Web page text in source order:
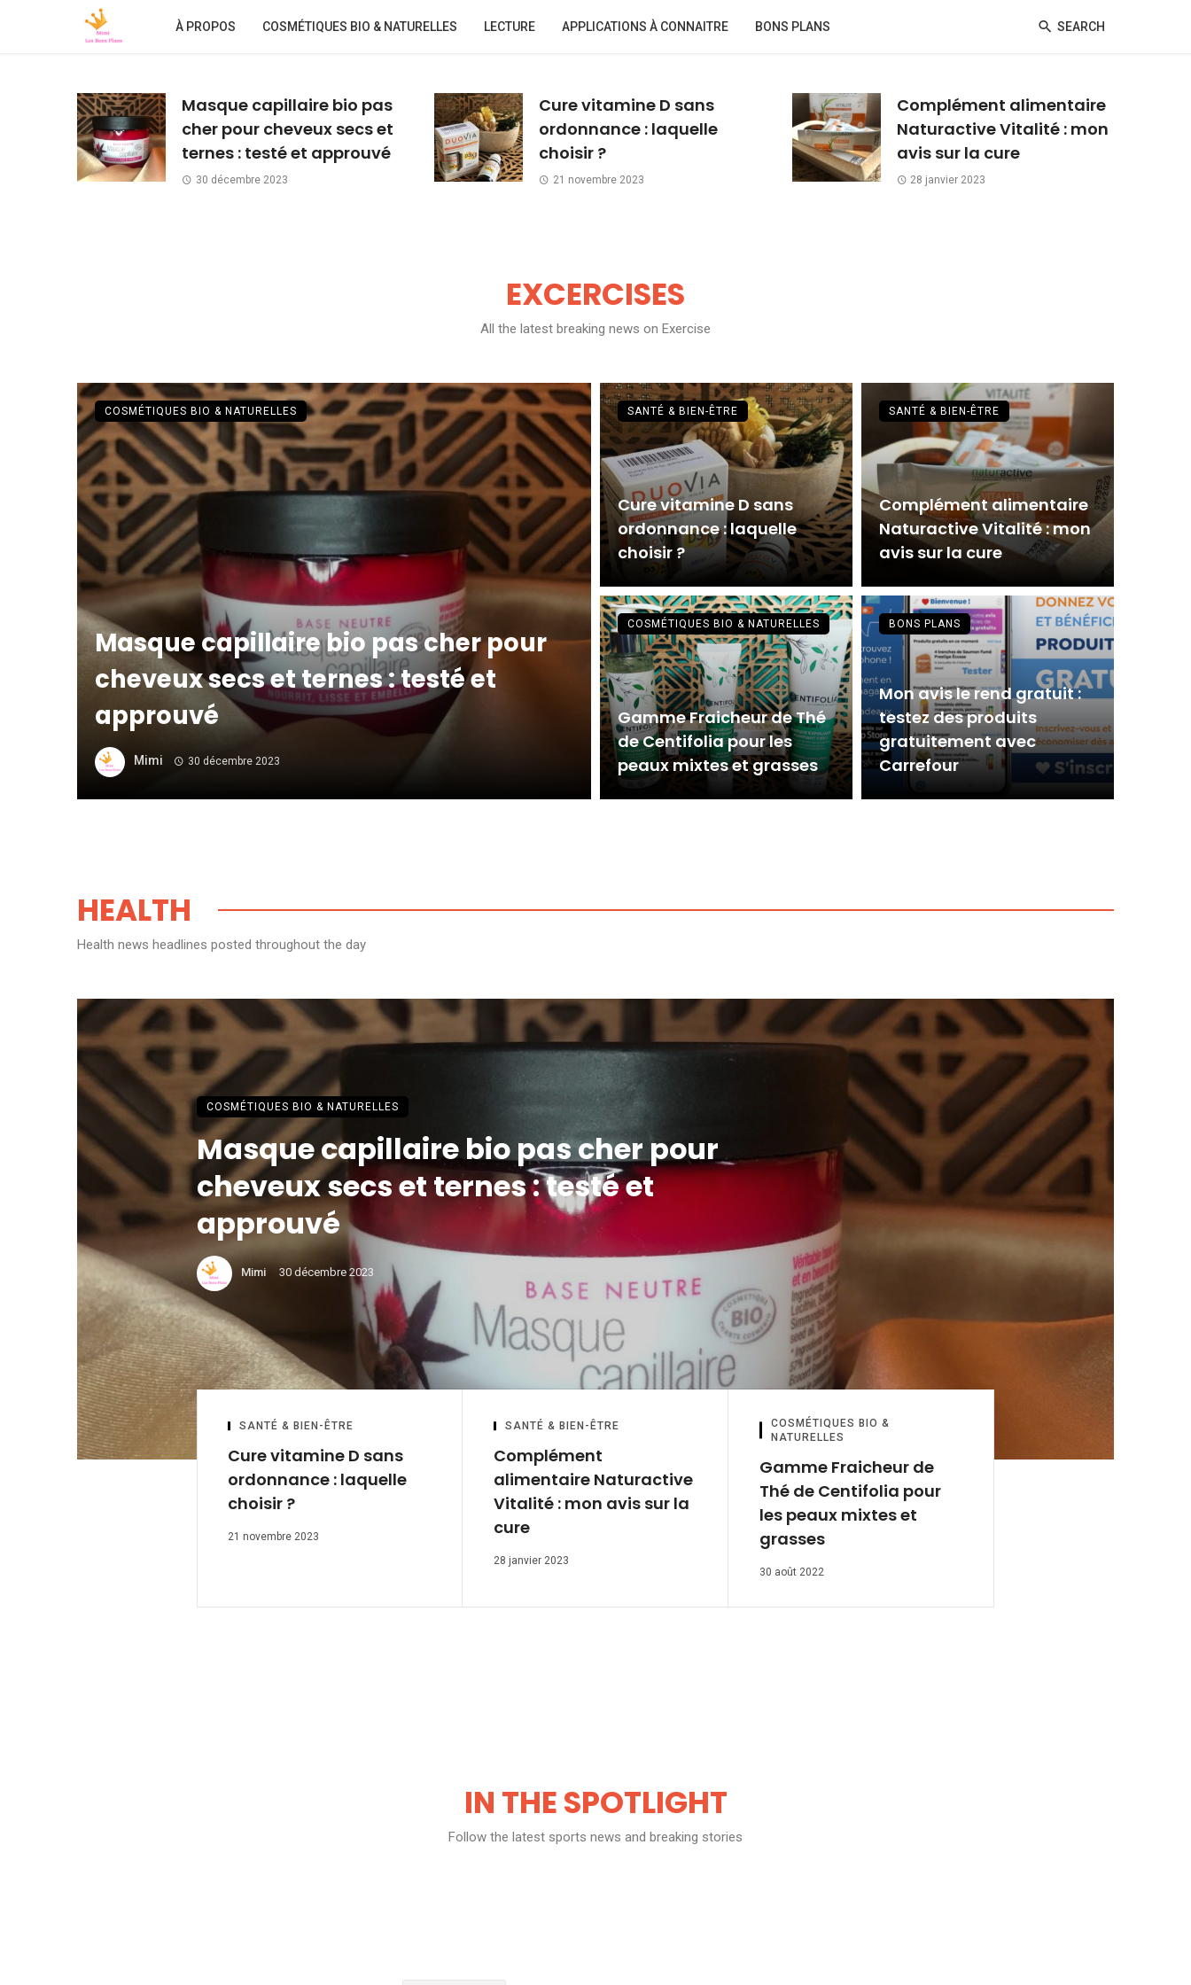
À PROPOS COSMÉTIQUES BIO & NATURELLES LECTURE APPLICATIONS À CONNAITRE BONS PLANS SEARCH
Masque capillaire bio pas
cher pour cheveux secs et
ternes : testé et approuvé
30 décembre 2023
Cure vitamine D sans
ordonnance : laquelle
choisir ?
21 novembre 2023
Complément alimentaire
Naturactive Vitalité : mon
avis sur la cure
28 janvier 2023
EXCERCISES
All the latest breaking news on Exercise
Masque capillaire bio pas cher pour
cheveux secs et ternes : testé et
approuvé
Mimi 30 décembre 2023
COSMÉTIQUES BIO & NATURELLES
Cure vitamine D sans
ordonnance : laquelle
choisir ?
SANTÉ & BIEN-ÊTRE
Complément alimentaire
Naturactive Vitalité : mon
avis sur la cure
SANTÉ & BIEN-ÊTRE
Gamme Fraicheur de Thé
de Centifolia pour les
peaux mixtes et grasses
COSMÉTIQUES BIO & NATURELLES
Mon avis le rend gratuit :
testez des produits
gratuitement avec
Carrefour
BONS PLANS
HEALTH
Health news headlines posted throughout the day
COSMÉTIQUES BIO & NATURELLES
Masque capillaire bio pas cher pour
cheveux secs et ternes : testé et
approuvé
Mimi 30 décembre 2023
SANTÉ & BIEN-ÊTRE
Cure vitamine D sans
ordonnance : laquelle
choisir ?
21 novembre 2023
SANTÉ & BIEN-ÊTRE
Complément
alimentaire Naturactive
Vitalité : mon avis sur la
cure
28 janvier 2023
COSMÉTIQUES BIO &
NATURELLES
Gamme Fraicheur de
Thé de Centifolia pour
les peaux mixtes et
grasses
30 août 2022
IN THE SPOTLIGHT
Follow the latest sports news and breaking stories